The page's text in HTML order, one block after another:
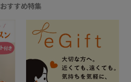
おすすめ特集